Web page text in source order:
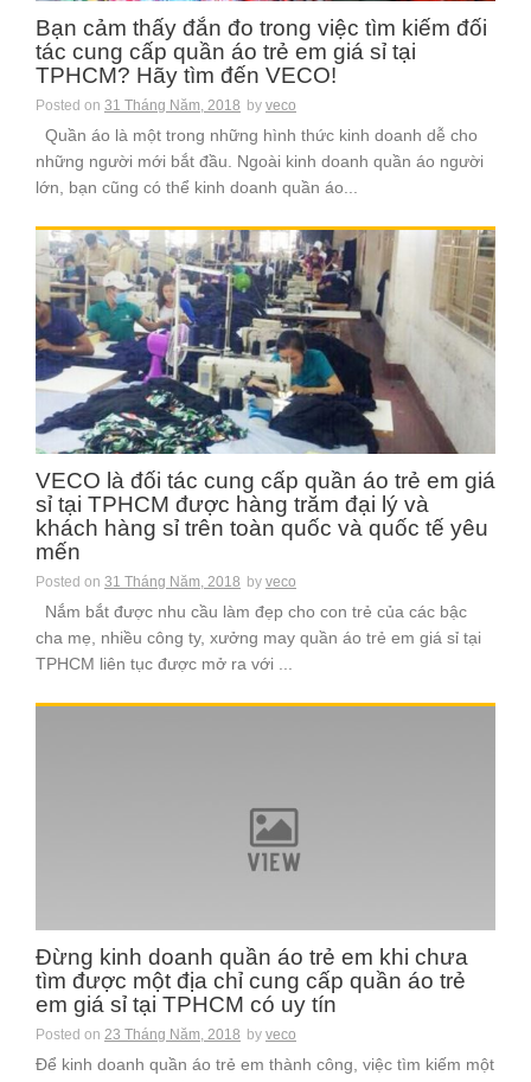
Bạn cảm thấy đắn đo trong việc tìm kiếm đối
tác cung cấp quần áo trẻ em giá sỉ tại
TPHCM? Hãy tìm đến VECO!
Posted on 31 Tháng Năm, 2018 by veco
Quần áo là một trong những hình thức kinh doanh dễ cho
những người mới bắt đầu. Ngoài kinh doanh quần áo người
lớn, bạn cũng có thể kinh doanh quần áo...
VECO là đối tác cung cấp quần áo trẻ em giá
sỉ tại TPHCM được hàng trăm đại lý và
khách hàng sỉ trên toàn quốc và quốc tế yêu
mến
Posted on 31 Tháng Năm, 2018 by veco
Nắm bắt được nhu cầu làm đẹp cho con trẻ của các bậc
cha mẹ, nhiều công ty, xưởng may quần áo trẻ em giá sỉ tại
TPHCM liên tục được mở ra với ...
Đừng kinh doanh quần áo trẻ em khi chưa
tìm được một địa chỉ cung cấp quần áo trẻ
em giá sỉ tại TPHCM có uy tín
Posted on 23 Tháng Năm, 2018 by veco
Để kinh doanh quần áo trẻ em thành công, việc tìm kiếm một